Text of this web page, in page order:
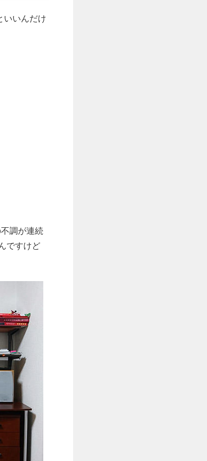
いいんだけ
調が連続
ですけど